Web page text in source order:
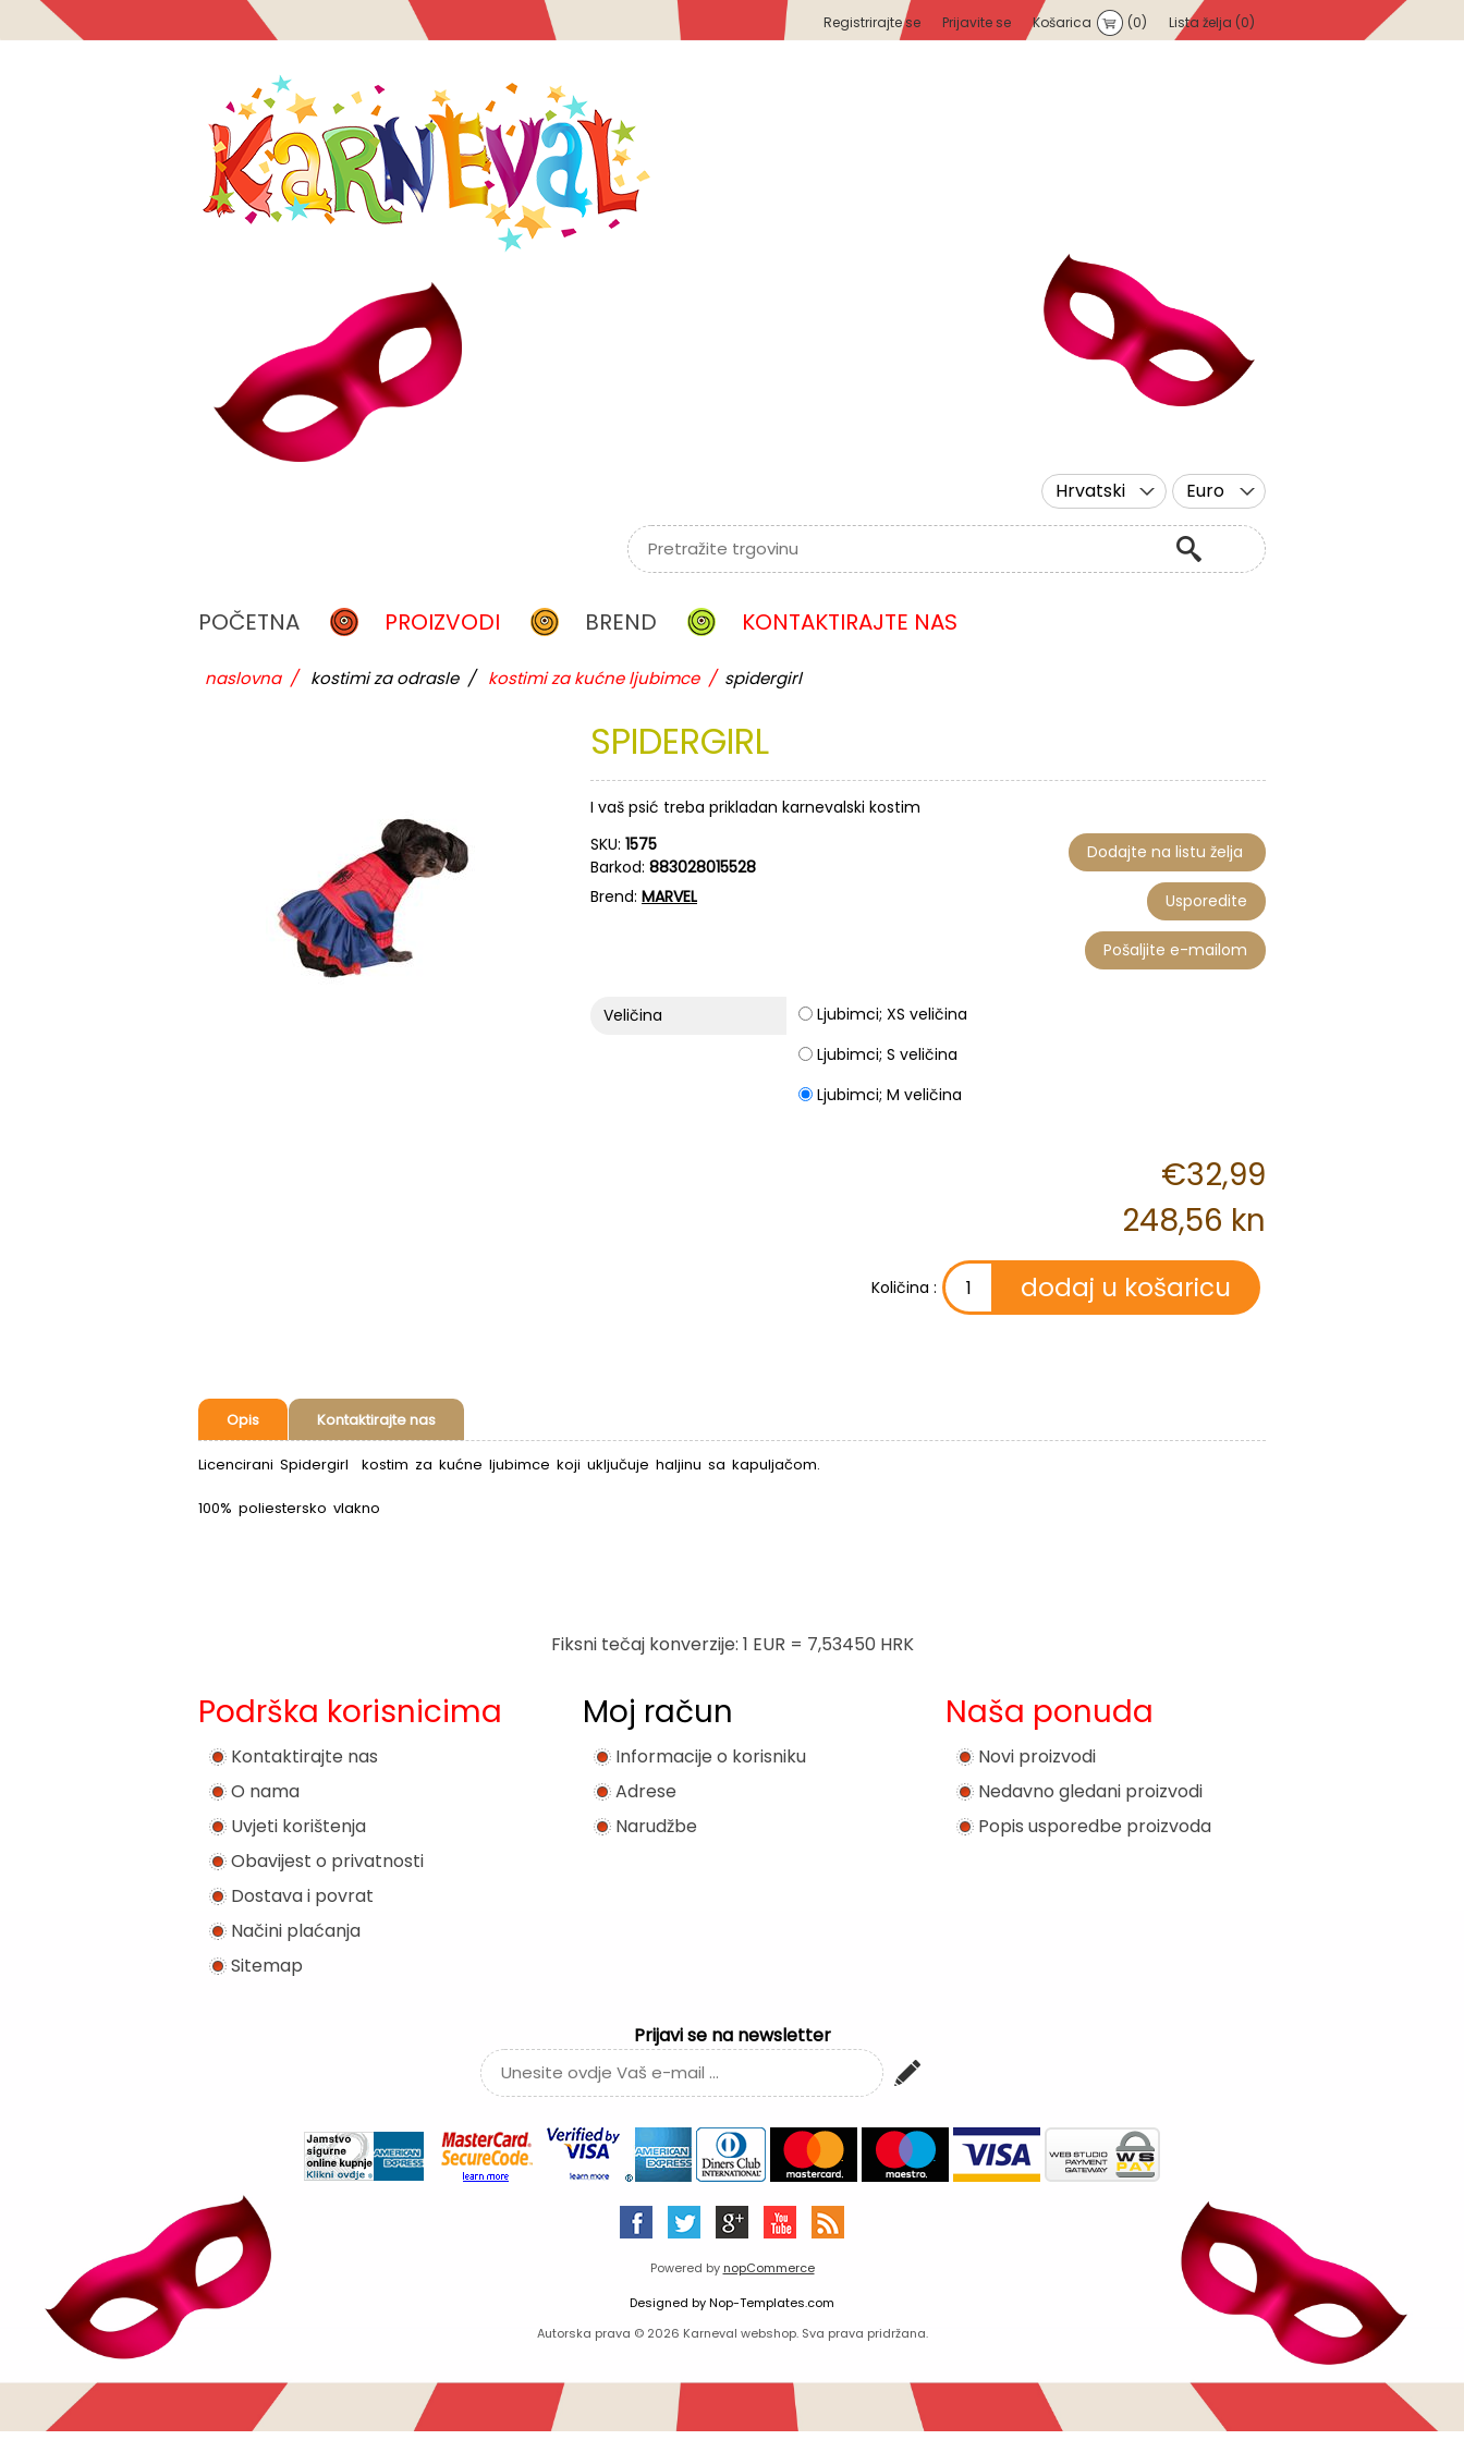
Registrirajte se Prijavite se Košarica (0) Lista želja (0)
Euro
Hrvatski
POČETNA PROIZVODI BREND KONTAKTIRAJTE NAS
naslovna / kostimi za odrasle / kostimi za kućne ljubimce / spidergirl
SPIDERGIRL
I vaš psić treba prikladan karnevalski kostim
SKU: 1575
Barkod: 883028015528
Brend: MARVEL
Veličina
Ljubimci; XS veličina
Ljubimci; S veličina
Ljubimci; M veličina
€32,99
248,56 kn
Količina :
Opis Kontaktirajte nas
Licencirani Spidergirl kostim za kućne ljubimce koji uključuje haljinu sa kapuljačom.
100% poliestersko vlakno
Fiksni tečaj konverzije: 1 EUR = 7,53450 HRK
Podrška korisnicima
Kontaktirajte nas
O nama
Uvjeti korištenja
Obavijest o privatnosti
Dostava i povrat
Načini plaćanja
Sitemap
Moj račun
Informacije o korisniku
Adrese
Narudžbe
Naša ponuda
Novi proizvodi
Nedavno gledani proizvodi
Popis usporedbe proizvoda
Prijavi se na newsletter
Powered by nopCommerce
Designed byNop-Templates.com
Autorska prava © 2026 Karneval webshop. Sva prava pridržana.